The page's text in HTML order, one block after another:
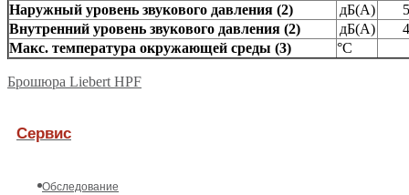
Наружный уровень звукового давления (2)
дБ(А)
Внутренний уровень звукового давления (2)
дБ(А)
Mакс. температура окружающей среды (3)
°C
Брошюра Liebert HPF
Сервис
Обследование